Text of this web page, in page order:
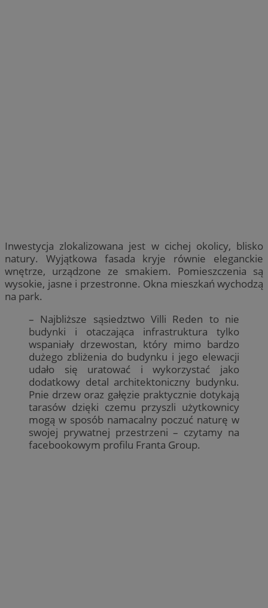
Inwestycja zlokalizowana jest w cichej okolicy, blisko
natury. Wyjątkowa fasada kryje równie eleganckie
wnętrze, urządzone ze smakiem. Pomieszczenia są
wysokie, jasne i przestronne. Okna mieszkań wychodzą
na park.
– Najbliższe sąsiedztwo Villi Reden to nie
budynki i otaczająca infrastruktura tylko
wspaniały drzewostan, który mimo bardzo
dużego zbliżenia do budynku i jego elewacji
udało się uratować i wykorzystać jako
dodatkowy detal architektoniczny budynku.
Pnie drzew oraz gałęzie praktycznie dotykają
tarasów dzięki czemu przyszli użytkownicy
mogą w sposób namacalny poczuć naturę w
swojej prywatnej przestrzeni – czytamy na
facebookowym profilu Franta Group.